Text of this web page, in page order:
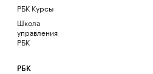
РБК Курсы
Школа
управления
РБК
РБК